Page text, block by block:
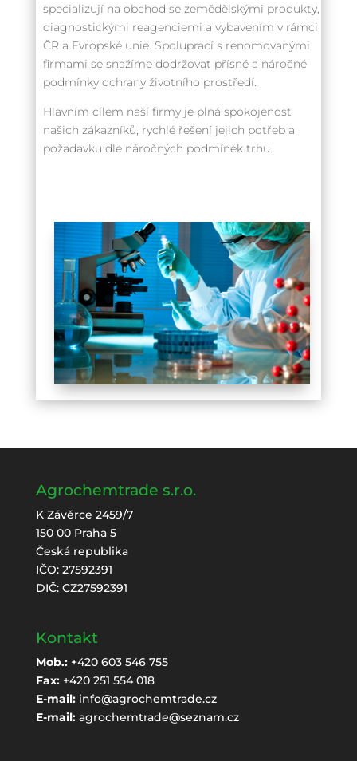
specializují na obchod se zemědělskými produkty,
diagnostickými reagenciemi a vybavením v rámci
ČR a Evropské unie. Spoluprací s renomovanými
firmami se snažíme dodržovat přísné a náročné
podmínky ochrany životního prostředí.
Hlavním cílem naší firmy je plná spokojenost
našich zákazníků, rychlé řešení jejich potřeb a
požadavku dle náročných podmínek trhu.
Agrochemtrade s.r.o.
K Závěrce 2459/7
150 00 Praha 5
Česká republika
IČO: 27592391
DIČ: CZ27592391
Kontakt
Mob.:+420 603 546 755
Fax:+420 251 554 018
E-mail: info@agrochemtrade.cz
E-mail: agrochemtrade@seznam.cz